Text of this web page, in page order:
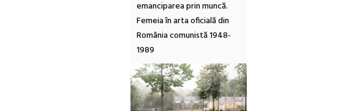
emanciparea prin muncă.
Femeia în arta oficială din
România comunistă 1948-
1989